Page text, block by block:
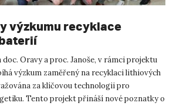
výzkumu recyklace
doc. Oravy a proc. Janoše, v rámci projektu
výzkum zaměřený na recyklaci lithiových
za klíčovou technologii pro
Tento projekt přináší nové poznatky o